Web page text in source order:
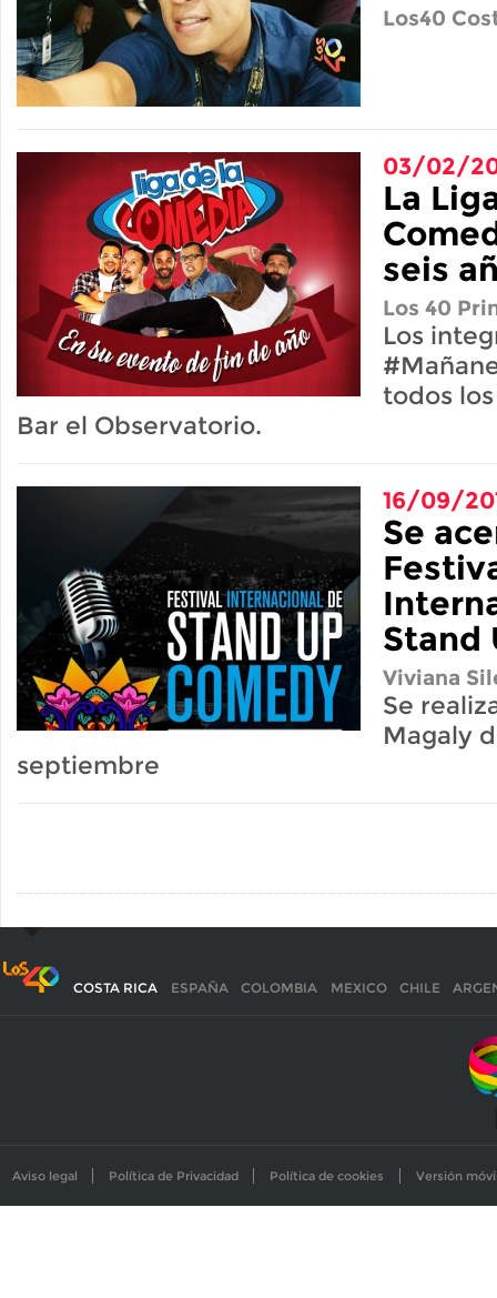
Los40
03/02/
La
seis
Los 40
Los
todos
Bar el Observatorio.
16/09/
Se
Stand
Viviana
Se
Magaly
septiembre
COSTA RICA ESPAÑA COLOMBIA MEXICO CHILE
Aviso legal Política de Privacidad Política de cookies Versión